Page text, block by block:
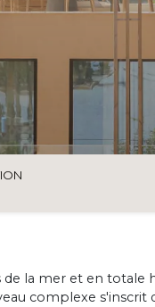
de la mer et en
complexe s'inscrit